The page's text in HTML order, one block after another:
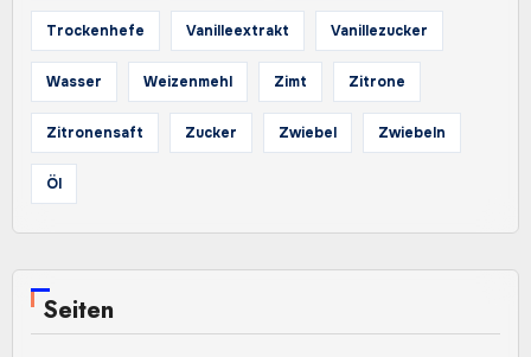
Trockenhefe Vanilleextrakt Vanillezucker
Wasser Weizenmehl Zimt Zitrone
Zitronensaft Zucker Zwiebel Zwiebeln
Öl
Seiten